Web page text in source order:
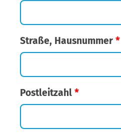
Straße, Hausnummer *
Postleitzahl *